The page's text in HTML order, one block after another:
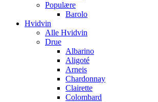
Populære
Barolo
Hvidvin
Alle Hvidvin
Drue
Albarino
Aligoté
Arneis
Chardonnay
Clairette
Colombard